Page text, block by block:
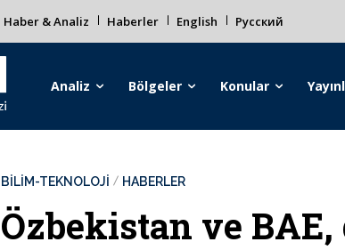
Haber & Analiz Haberler English Русский
Analiz Bölgeler Konular
BİLİM-TEKNOLOJİ HABERLER
Özbekistan ve